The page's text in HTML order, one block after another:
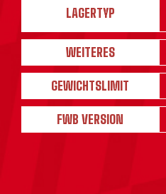
LAGERTYP
WEITERES
GEWICHTSLIMIT
FWB VERSION